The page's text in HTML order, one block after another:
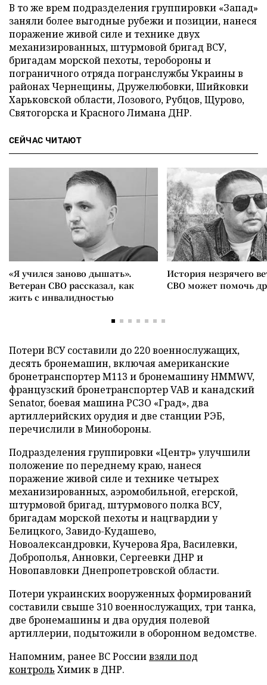
В то же врем подразделения группировки «Запад»
заняли более выгодные рубежи и позиции, нанеся
поражение живой силе и технике двух
механизированных, штурмовой бригад ВСУ,
бригадам морской пехоты, теробороны и
пограничного отряда погранслужбы Украины в
районах Чернещины, Дружелюбовки, Шийковки
Харьковской области, Лозового, Рубцов, Щурово,
Святогорска и Красного Лимана ДНР.
СЕЙЧАС ЧИТАЮТ
«Я учился заново дышать».
Ветеран СВО рассказал, как
жить с инвалидностью
История незрячего
СВО может помочь
Потери ВСУ составили до 220 военнослужащих,
десять бронемашин, включая американские
бронетранспортер М113 и бронемашину HMMWV,
французский бронетранспортер VAB и канадский
Senator, боевая машина РСЗО «Град», два
артиллерийских орудия и две станции РЭБ,
перечислили в Минобороны.
Подразделения группировки «Центр» улучшили
положение по переднему краю, нанеся
поражение живой силе и технике четырех
механизированных, аэромобильной, егерской,
штурмовой бригад, штурмового полка ВСУ,
бригадам морской пехоты и нацгвардии у
Белицкого, Завидо-Кудашево,
Новоалександровки, Кучерова Яра, Василевки,
Доброполья, Анновки, Сергеевки ДНР и
Новопавловки Днепропетровской области.
Потери украинских вооруженных формирований
составили свыше 310 военнослужащих, три танка,
две бронемашины и два орудия полевой
артиллерии, подытожили в оборонном ведомстве.
Напомним, ранее ВС Россиивзяли под
контроль Химик в ДНР.